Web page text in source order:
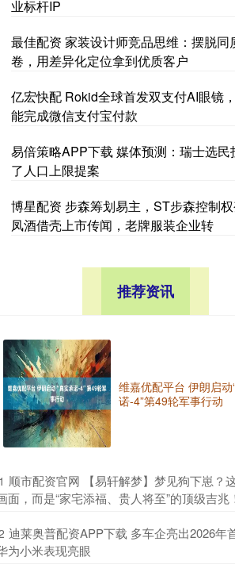
业标杆IP
最佳配资 家装设计师竞品思维：摆脱同
卷，用差异化定位拿到优质客户
亿宏快配 Rokid全球首发双支付AI眼镜
能完成微信支付宝付款
易倍策略APP下载 媒体预测：瑞士选民
了人口上限提案
博星配资 步森筹划易主，ST步森控制
凤酒借壳上市传闻，老牌服装企业转
推荐资讯
维嘉优配平台 伊朗启动
诺-4”第49轮军事行动
1 顺市配资官网 【易轩解梦】梦见狗下崽？
面，而是“家宅添福、贵人将至”的顶级吉兆
迪莱奥普配资APP下载 多车企亮出2026年
为小米表现亮眼